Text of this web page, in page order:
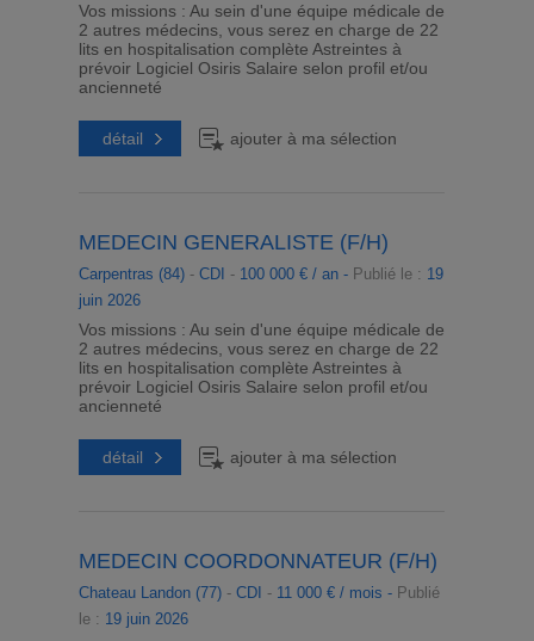
Vos missions : Au sein d'une équipe médicale de
2 autres médecins, vous serez en charge de 22
lits en hospitalisation complète Astreintes à
prévoir Logiciel Osiris Salaire selon profil et/ou
ancienneté
détail ajouter à ma sélection
MEDECIN GENERALISTE (F/H)
Carpentras (84)- CDI - 100 000 € / an - Publié le : 19
juin 2026
Vos missions : Au sein d'une équipe médicale de
2 autres médecins, vous serez en charge de 22
lits en hospitalisation complète Astreintes à
prévoir Logiciel Osiris Salaire selon profil et/ou
ancienneté
détail ajouter à ma sélection
MEDECIN COORDONNATEUR (F/H)
Chateau Landon (77)- CDI - 11 000 € / mois - Publié
le : 19 juin 2026